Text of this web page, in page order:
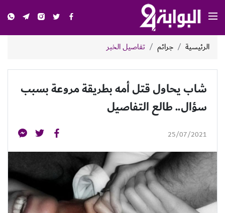
الرئيسية جرائم تفاصيل الخبر
شاب يحاول قتل أمه بطريقة مروعة بسبب
سؤال.. طالع التفاصيل
25/07/2021